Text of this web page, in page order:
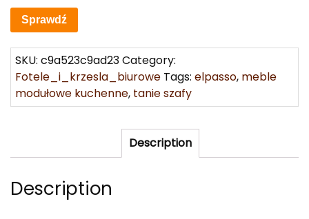
Sprawdź
SKU: c9a523c9ad23Category:
Fotele_i_krzesla_biurowe Tags: elpasso, meble
modułowe kuchenne, tanie szafy
Description
Description